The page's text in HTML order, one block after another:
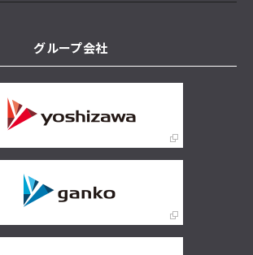
グループ会社